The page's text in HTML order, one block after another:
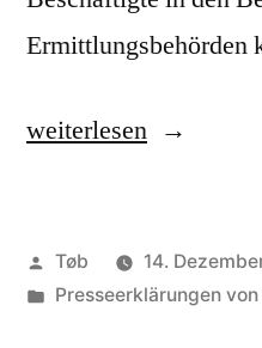
„Pressemitteilung
Dezember
weiterlesen
Veröffentlicht
von
Tøb
14.
Veröffentlicht
Presseerklärungen von